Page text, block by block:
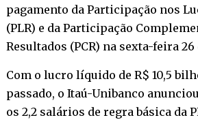
pagamento da Participação nos
(PLR) e da Participação
Resultados (PCR) na sexta-feira
Com o lucro líquido de R$ 10,5
passado, o Itaú-Unibanco
os 2,2 salários de regra básica da